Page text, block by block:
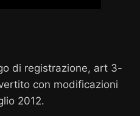
di registrazione, art 3-
con modificazioni
2012.